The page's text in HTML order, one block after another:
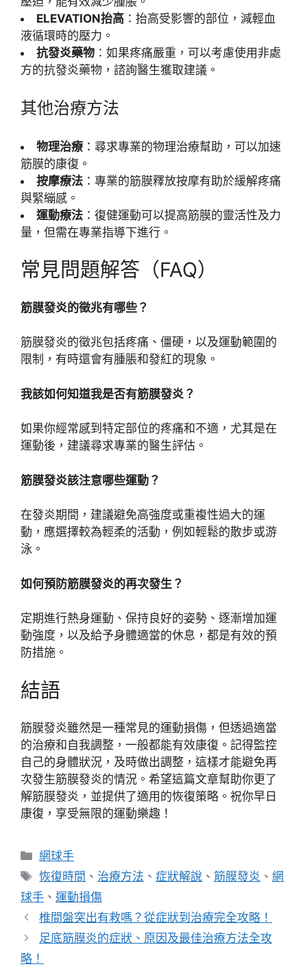
ELEVATION抬高 ：抬高受影響的部位，減輕血
液循環時的壓力。
抗發炎藥物 ：如果疼痛嚴重，可以考慮使用非處
方的抗發炎藥物，諮詢醫生獲取建議。
其他治療方法
物理治療：尋求專業的物理治療幫助，可以加速
筋膜的康復。
按摩療法 ：專業的筋膜釋放按摩有助於緩解疼痛
與緊繃感。
運動療法 ：復健運動可以提高筋膜的靈活性及力
量，但需在專業指導下進行。
常見問題解答（FAQ）
筋膜發炎的徵兆有哪些？
筋膜發炎的徵兆包括疼痛、僵硬，以及運動範圍的
限制，有時還會有腫脹和發紅的現象。
我該如何知道我是否有筋膜發炎？
如果你經常感到特定部位的疼痛和不適，尤其是在
運動後，建議尋求專業的醫生評估。
筋膜發炎該注意哪些運動？
在發炎期間，建議避免高強度或重複性過大的運
動，應選擇較為輕柔的活動，例如輕鬆的散步或游
泳。
如何預防筋膜發炎的再次發生？
定期進行熱身運動、保持良好的姿勢、逐漸增加運
動強度，以及給予身體適當的休息，都是有效的預
防措施。
結語
筋膜發炎雖然是一種常見的運動損傷，但透過適當
的治療和自我調整，一般都能有效康復。記得監控
自己的身體狀況，及時做出調整，這樣才能避免再
次發生筋膜發炎的情況。希望這篇文章幫助你更了
解筋膜發炎，並提供了適用的恢復策略。祝你早日
康復，享受無限的運動樂趣！
分
類
網球手
標
籤
恢復時間 、 治療方法 、症狀解說 、筋膜發炎 、網
球手 、 運動損傷
椎間盤突出有救嗎？從症狀到治療完全攻略！
足底筋膜炎的症狀、原因及最佳治療方法全攻
略！